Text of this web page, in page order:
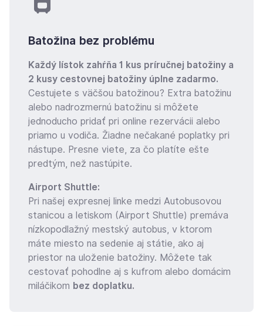
Batožina bez problému
Každý lístok zahŕňa 1 kus príručnej batožiny a
2 kusy cestovnej batožiny úplne zadarmo.
Cestujete s väčšou batožinou? Extra batožinu
alebo nadrozmernú batožinu si môžete
jednoducho pridať pri online rezervácii alebo
priamo u vodiča. Žiadne nečakané poplatky pri
nástupe. Presne viete, za čo platíte ešte
predtým, než nastúpite.
Airport Shuttle:
Pri našej expresnej linke medzi Autobusovou
stanicou a letiskom (Airport Shuttle) premáva
nízkopodlažný mestský autobus, v ktorom
máte miesto na sedenie aj státie, ako aj
priestor na uloženie batožiny. Môžete tak
cestovať pohodlne aj s kufrom alebo domácim
miláčikom bez doplatku.